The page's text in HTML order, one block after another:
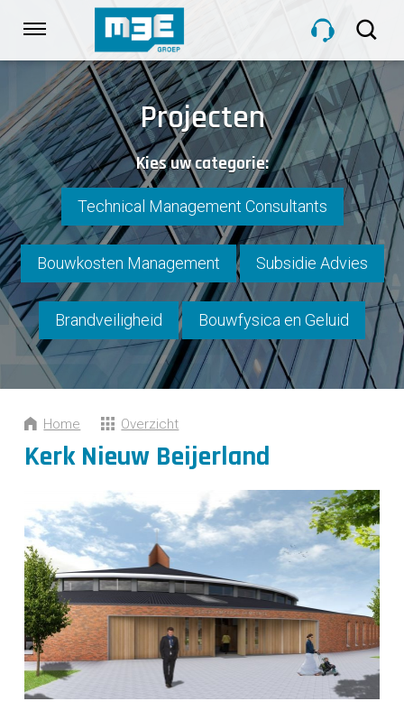
links
Spring
naar
de
inhoud
Spring
naar
navigatie
HOME
DIENSTEN
PROJECTEN
OVER M3E
NIEUWS
CONTACT
Projecten
Kies uw categorie:
Technical Management Consultants
Bouwkosten Management Subsidie Advies
Brandveiligheid Bouwfysica en Geluid
Home Overzicht
Kerk Nieuw Beijerland